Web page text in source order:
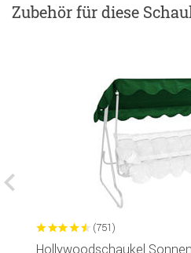
Zubehörfür diese
(751)
Hollywoodschaukel